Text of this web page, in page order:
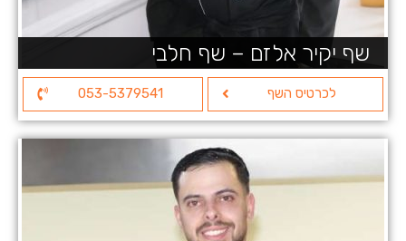
שף יקיר אלזם – שף חלבי
לכרטיס השף 053-5379541